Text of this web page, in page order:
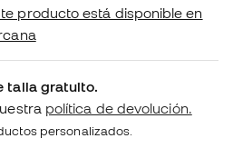
producto está disponible en
talla gratuito.
política de devolución.
personalizados.